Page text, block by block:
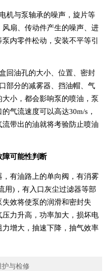
机与泵轴承的噪声，旋片等
扇、传动件产生的噪声、进
内零件松动，安装不平等引
回油孔的大小、位置、密封
部分的减雾器、挡油帽、气
小，都会影响泵的喷油，泵
气流速度可以高达30m/s，
带出的油就将考验防止喷油
障可能性判断
有油路上的单向阀，有消雾
用)，有入口灰尘过滤器等部
效将使泵的润滑和密封失
力升高，功率加大，损坏电
增大，抽速下降，抽气效率
与检修